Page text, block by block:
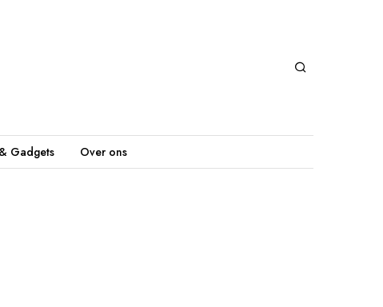
Gadgets Over ons